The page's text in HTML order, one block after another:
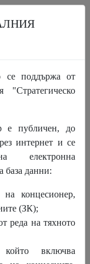
ЗА НКР
на
се поддържа от
"Стратегическо
е публичен, до
интернет и се
електронна
база данни:
концесионер,
(ЗК);
реда на тяхното
включва